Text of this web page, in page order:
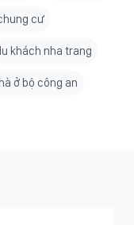
cư
khách nha trang
ở bộ công an